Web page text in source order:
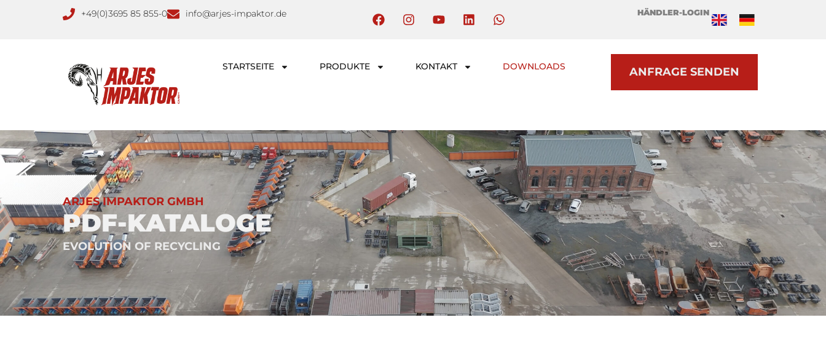
+49(0)3695 85 855-0 info@arjes-impaktor.de HÄNDLER-LOGIN
STARTSEITE PRODUKTE KONTAKT DOWNLOADS ANFRAGE SENDEN
ARJES IMPAKTOR GMBH
PDF-KATALOGE
EVOLUTION OF RECYCLING